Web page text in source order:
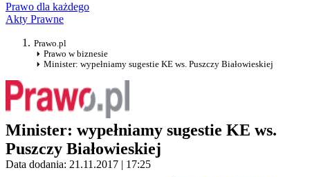
Prawo dla każdego
Akty Prawne
Prawo.pl
Prawo w biznesie
Minister: wypełniamy sugestie KE ws. Puszczy Białowieskiej
Minister: wypełniamy sugestie KE ws.
Puszczy Białowieskiej
Data dodania: 21.11.2017 | 17:25